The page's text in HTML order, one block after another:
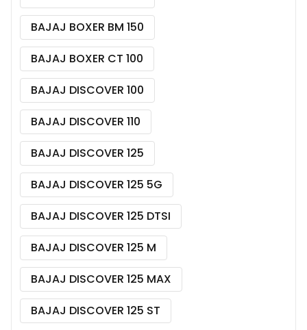
BAJAJ BOXER BM 150
BAJAJ BOXER CT 100
BAJAJ DISCOVER 100
BAJAJ DISCOVER 110
BAJAJ DISCOVER 125
BAJAJ DISCOVER 125 5G
BAJAJ DISCOVER 125 DTSI
BAJAJ DISCOVER 125 M
BAJAJ DISCOVER 125 MAX
BAJAJ DISCOVER 125 ST